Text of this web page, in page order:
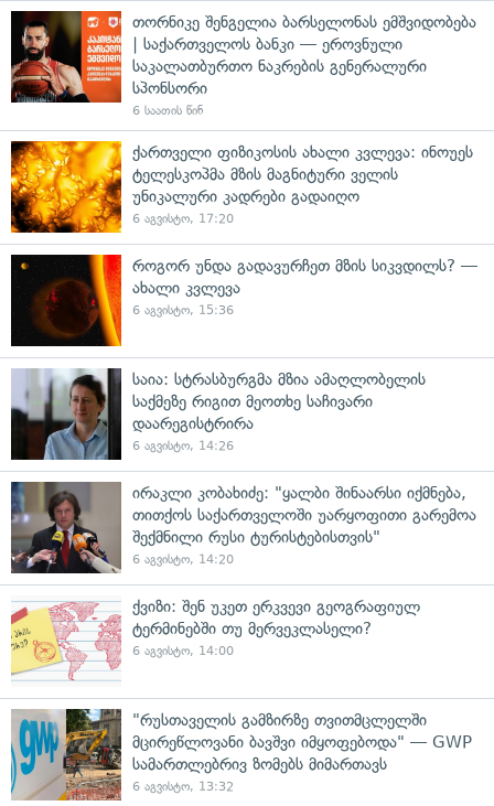
თორნიკე შენგელია ბარსელონას ემშვიდობება
| საქართველოს ბანკი — ეროვნული
საკალათბურთო ნაკრების გენერალური
სპონსორი
6 საათის წინ
ქართველი ფიზიკოსის ახალი კვლევა: ინოუეს
ტელესკოპმა მზის მაგნიტური ველის
უნიკალური კადრები გადაიღო
6 აგვისტო, 17:20
როგორ უნდა გადავურჩეთ მზის სიკვდილს? —
ახალი კვლევა
6 აგვისტო, 15:36
საია: სტრასბურგმა მზია ამაღლობელის
საქმეზე რიგით მეოთხე საჩივარი
დაარეგისტრირა
6 აგვისტო, 14:26
ირაკლი კობახიძე: "ყალბი შინაარსი იქმნება,
თითქოს საქართველოში უარყოფითი გარემოა
შექმნილი რუსი ტურისტებისთვის"
6 აგვისტო, 14:20
ქვიზი: შენ უკეთ ერკვევი გეოგრაფიულ
ტერმინებში თუ მერვეკლასელი?
6 აგვისტო, 14:00
"რუსთაველის გამზირზე თვითმცლელში
მცირეწლოვანი ბავშვი იმყოფებოდა" — GWP
სამართლებრივ ზომებს მიმართავს
6 აგვისტო, 13:32